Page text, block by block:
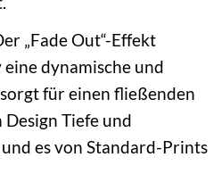
„Fade Out“-Effekt
dynamische und
für einen fließenden
Tiefe und
es von Standard-Prints